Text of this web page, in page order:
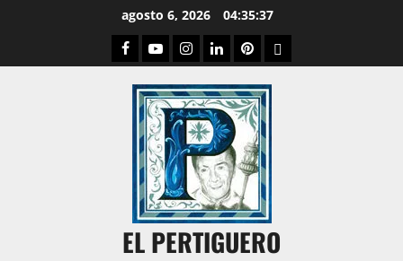
agosto 6, 2026 04:35:38
Facebook
YoutubeInstagram
LinkedPinterestDribbble
EL PERTIGUERO